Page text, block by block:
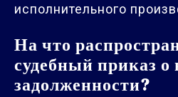
исполнительного
На что
судебный приказ
задолженности?